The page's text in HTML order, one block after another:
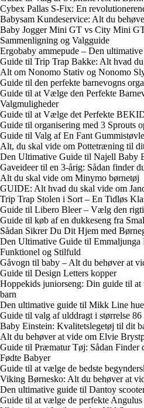
Cybex Pallas S-Fix: En
Babysam Kundeservice: Alt du
Baby Jogger Mini GT vs City Mini
Sammenligning og Valgguide
Ergobaby ammepude – Den
Guide til Trip Trap Bakke: Alt hvad
Alt om Nonomo Stativ og Nonomo
Guide til den perfekte barnevogns
Guide til at Vælge den Perfekte
Valgmuligheder
Guide til at Vælge det Perfekte
Guide til organisering med 3 Sprouts
Guide til Valg af En Fant
Alt, du skal vide om Pottetræning til
Den Ultimative Guide til Najell Baby
Gaveideer til en 3-årig: Sådan finder
Alt du skal vide om Minymo børnetøj
GUIDE: Alt hvad du skal vide om
Trip Trap Stolen i Sort – En Tidløs
Guide til Libero Bleer – Vælg den
Guide til køb af en dukkeseng fra
Sådan Sikrer Du Dit Hjem med
Den Ultimative Guide til Emmaljunga
Funktionel og Stilfuld
Gåvogn til baby – Alt du behøver at
Guide til Design Letters kopper
Hoppekids juniorseng: Din guide til
barn
Den ultimative guide til Mikk Line
Guide til valg af ulddragt i størrelse 86
Baby Einstein: Kvalitetslegetøj til dit
Alt du behøver at vide om Elvie
Guide til Præmatur Tøj: Sådan
Fødte Babyer
Guide til at vælge de bedste
Viking Børnesko: Alt du behøver at
Den ultimative guide til Dantoy
Guide til at vælge de perfekte Angulus